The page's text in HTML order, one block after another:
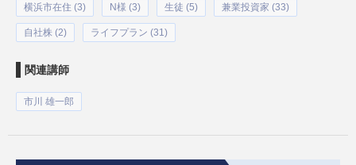
横浜市在住 (3) N様 (3) 生徒 (5) 兼業投資家 (33)
自社株 (2) ライフプラン (31)
関連講師
市川 雄一郎